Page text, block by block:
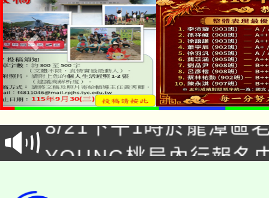
「本色祭」8/29、30在
8/21下午1時於龍潭區
徵才活動。
YOUNG桃局內行報名